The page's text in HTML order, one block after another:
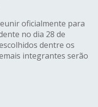
oficialmente para
no dia 28 de
dentre os
integrantes serão